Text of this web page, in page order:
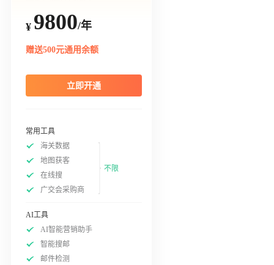
¥ 9800/年
赠送500元通用余额
立即开通
常用工具
海关数据
地图获客
在线搜
广交会采购商
不限
AI工具
AI智能营销助手
智能搜邮
邮件检测